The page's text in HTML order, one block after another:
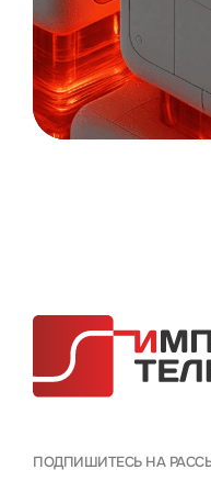
ПОДПИШИТЕСЬ НА